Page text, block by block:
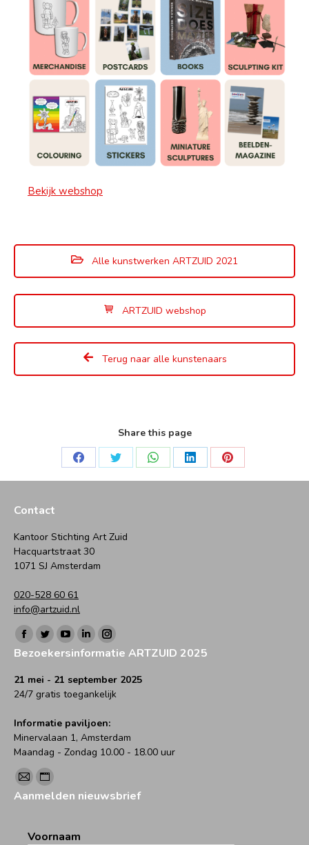
Bekijk webshop
Alle kunstwerken ARTZUID 2021
ARTZUID webshop
Terug naar alle kunstenaars
Share this page
Deel
Deel
Deel
Deel
Deel
Contact
Kantoor Stichting Art Zuid
Hacquartstraat 30
1071 SJ Amsterdam
020-528 60 61
info@artzuid.nl
Vind ons op:
Facebook
page
opens
in
window
Twitter
page
opens
in
window
YouTube
page
opens
in
window
Linkedin
page
opens
in
window
Instagram
page
opens
in
window
Bezoekersinformatie ARTZUID 2025
21 mei - 21 september 2025
24/7 gratis toegankelijk
Informatie paviljoen:
Minervalaan 1, Amsterdam
Maandag - Zondag 10.00 - 18.00 uur
Vind ons op:
Mail
page
in
Website
page
in
Aanmelden nieuwsbrief
Voornaam